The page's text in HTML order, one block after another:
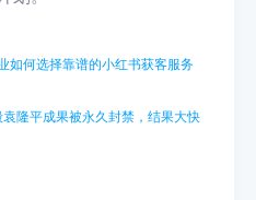
如何选择靠谱的小红书获客服务
隆平成果被永久封禁，结果大快